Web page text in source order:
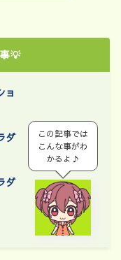
💡
ョ
ダ
ダ
この記事では
こんな事がわ
かるよ♪